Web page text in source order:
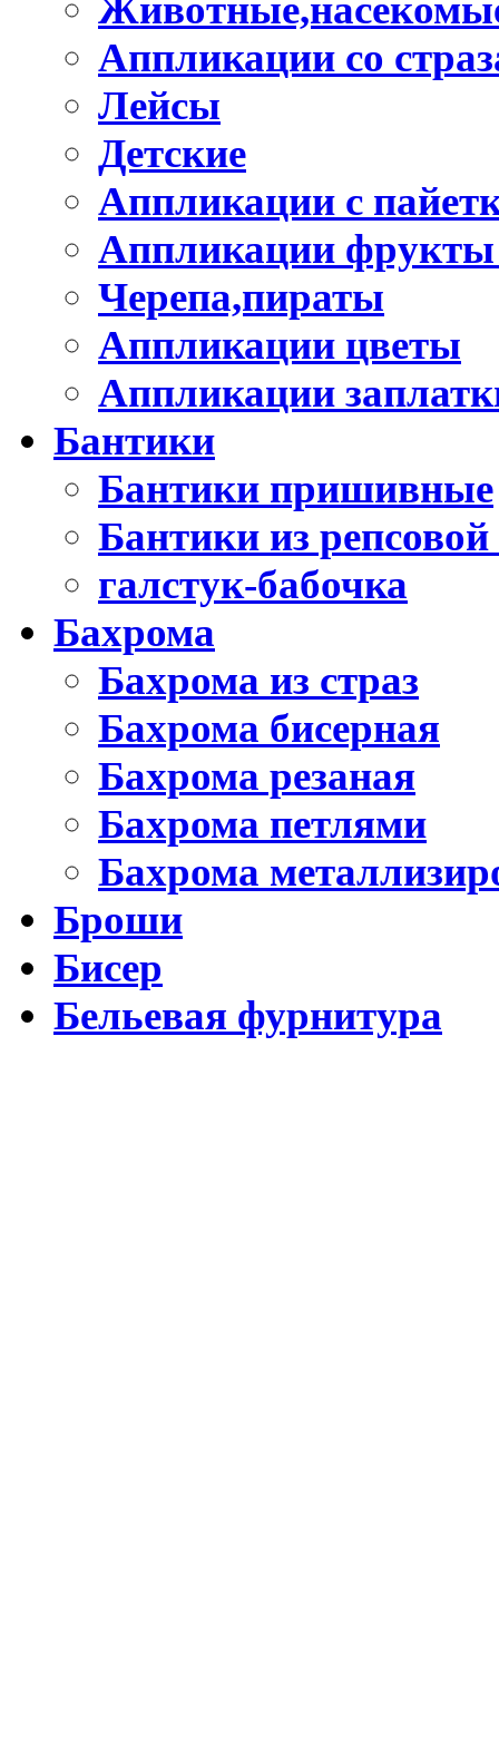
Аппликации со
Лейсы
Детские
Аппликации с
Аппликации
Черепа,пираты
Аппликации цветы
Аппликации
Бантики
Бантики пришивные
Бантики из
галстук-бабочка
Бахрома
Бахрома из страз
Бахрома бисерная
Бахрома резаная
Бахрома петлями
Бахрома
Броши
Бисер
Бельевая фурнитура